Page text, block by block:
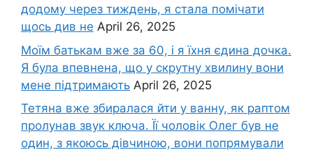
додому через тиждень, я стала помічати
щось див не April 26, 2025
Моїм батькам вже за 60, і я їхня єдина дочка.
Я була впевнена, що у скрутну хвилину вони
мене підтримають April 26, 2025
Тетяна вже збиралася йти у ванну, як раптом
пролунав звук ключа. Її чоловік Олег був не
один, з якоюсь дівчиною, вони попрямували